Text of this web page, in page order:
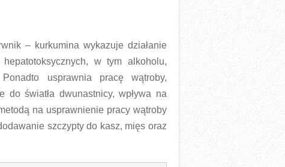
– kurkumina wykazuje działanie
w tym alkoholu,
usprawnia pracę wątroby,
do światła dwunastnicy, wpływa na
na usprawnienie pracy wątroby
szczypty do kasz, mięs oraz